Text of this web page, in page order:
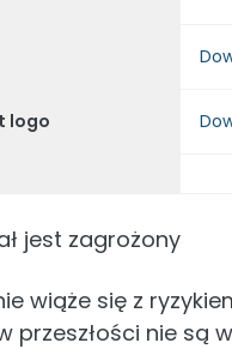
jest zagrożony
wiąże się z
przeszłości nie są